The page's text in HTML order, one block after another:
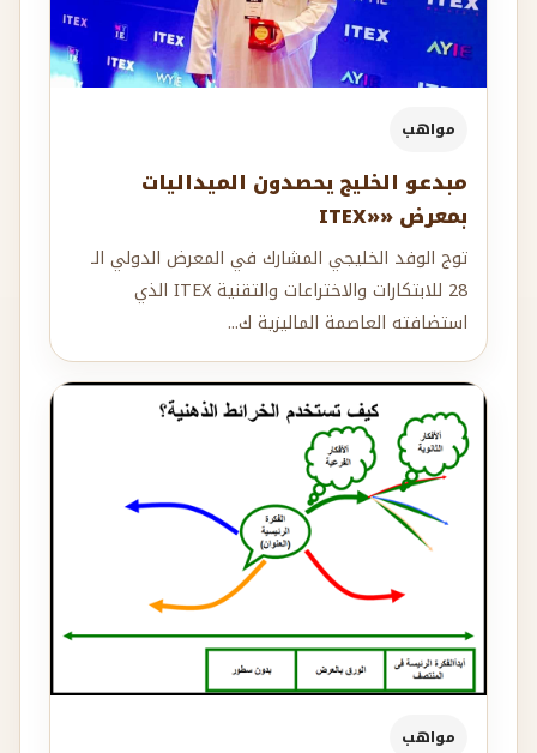
مواهب
مبدعو الخليج يحصدون الميداليات
بمعرض «ITEX‎»‎
توج الوفد الخليجي المشارك في المعرض الدولي الـ
28 للابتكارات والاختراعات والتقنية ITEX الذي
استضافته العاصمة الماليزية ك...
مواهب